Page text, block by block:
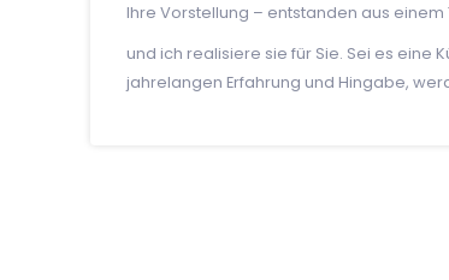
Ihre Vorstellung – entstanden aus
und ich realisiere sie für Sie. Sei es eine
jahrelangen Erfahrung und Hingabe,